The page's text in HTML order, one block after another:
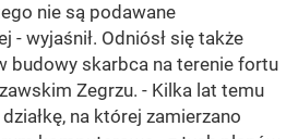
nie są podawane
wyjaśnił. Odniósł się także
budowy skarbca na terenie fortu
Zegrzu. - Kilka lat temu
na której zamierzano